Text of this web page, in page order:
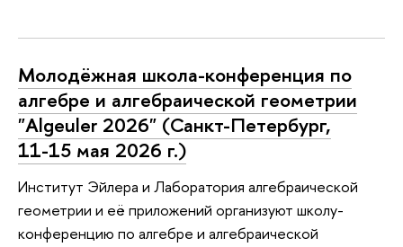
Молодёжная школа-конференция по
алгебре и алгебраической геометрии
"Algeuler 2026" (Санкт-Петербург,
11-15 мая 2026 г.)
Институт Эйлера и Лаборатория алгебраической
геометрии и её приложений организуют школу-
конференцию по алгебре и алгебраической